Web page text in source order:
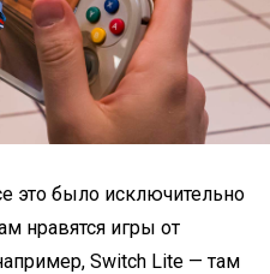
это было исключительно
нравятся игры от
Switch Lite — там